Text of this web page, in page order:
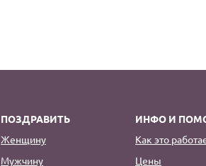
ПОЗДРАВИТЬ
Женщину
Мужчину
ИНФО И
Как это
Цены